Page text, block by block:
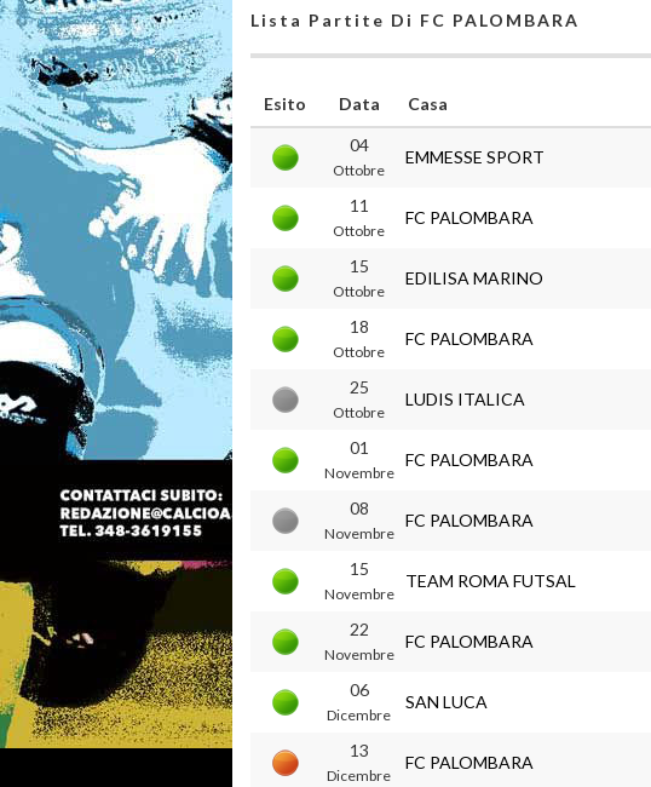
Lista Partite Di FC PALOMBARA
Esito Data Casa
04
Ottobre
EMMESSE SPORT
11
Ottobre
FC PALOMBARA
15
Ottobre
EDILISA MARINO
18
Ottobre
FC PALOMBARA
25
Ottobre
LUDIS ITALICA
01
Novembre
FC PALOMBARA
08
Novembre
FC PALOMBARA
15
Novembre
TEAM ROMA FUTSAL
22
Novembre
FC PALOMBARA
06
Dicembre
SAN LUCA
13
Dicembre
FC PALOMBARA